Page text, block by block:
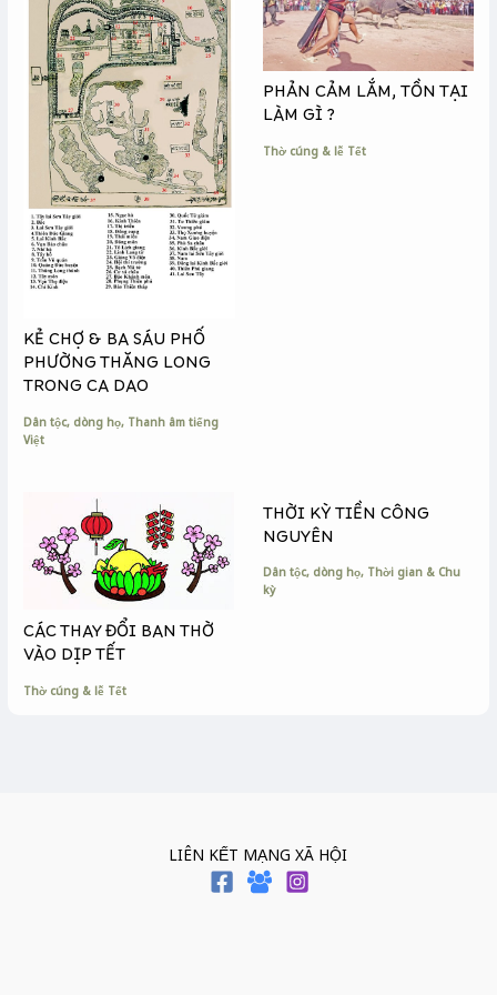
KẺ CHỢ & BA SÁU PHỐ
PHƯỜNG THĂNG LONG
TRONG CA DAO
Dân tộc, dòng họ, Thanh âm tiếng
Việt
PHẢN CẢM LẮM, TỒN TẠI
LÀM GÌ ?
Thờ cúng & lễ Tết
CÁC THAY ĐỔI BAN THỜ
VÀO DỊP TẾT
Thờ cúng & lễ Tết
THỜI KỲ TIỀN CÔNG
NGUYÊN
Dân tộc, dòng họ, Thời gian & Chu
kỳ
LIÊN KẾT MẠNG XÃ HỘI